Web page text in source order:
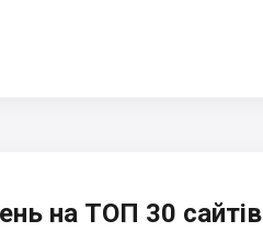
на ТОП 30 сайтів